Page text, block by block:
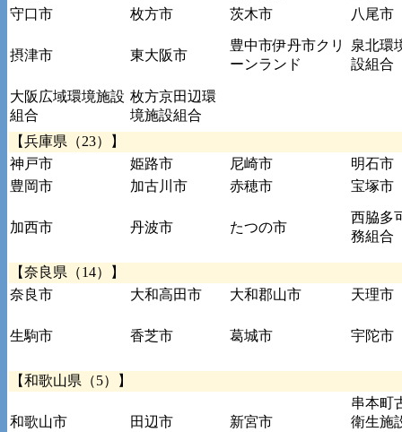
守口市
枚方市 茨木市 八尾市
摂津市 東大阪市
豊中市伊丹市クリ
ーンランド
泉北環
設組合
大阪広域環境施設
組合
枚方京田辺環
境施設組合
【兵庫県（23）】
神戸市
姫路市 尼崎市
明石市
豊岡市
加古川市 赤穂市 宝塚市
加西市 丹波市 たつの市
西脇多
務組合
【奈良県（14）】
奈良市
大和高田市 大和郡山市 天理市
生駒市 香芝市 葛城市 宇陀市
【和歌山県（5）】
和歌山市 田辺市 新宮市
串本町
衛生施